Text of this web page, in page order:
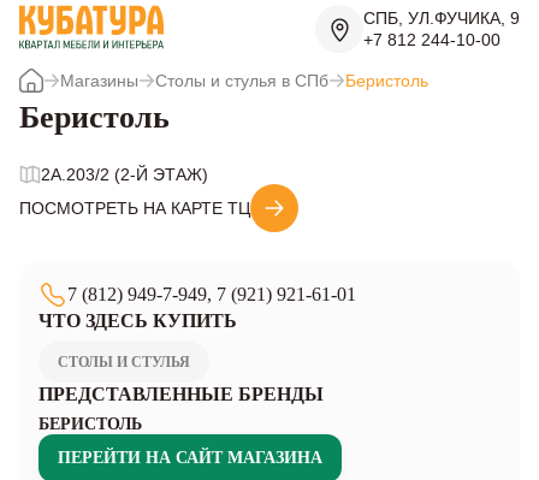
СПБ, УЛ.ФУЧИКА, 9
+7 812 244-10-00
Магазины Столы и стулья в СПб Беристоль
Беристоль
2A.203/2 (2-Й ЭТАЖ)
ПОСМОТРЕТЬ НА КАРТЕ ТЦ
7 (812) 949-7-949, 7 (921) 921-61-01
ЧТО ЗДЕСЬ КУПИТЬ
СТОЛЫ И СТУЛЬЯ
ПРЕДСТАВЛЕННЫЕ БРЕНДЫ
БЕРИСТОЛЬ
ПЕРЕЙТИ НА САЙТ МАГАЗИНА